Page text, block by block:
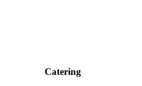
Catering